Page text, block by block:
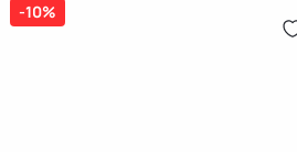
-10%